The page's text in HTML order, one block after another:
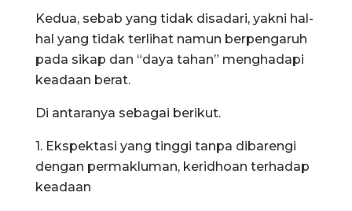
Kedua, sebab yang tidak disadari, yakni hal-
hal yang tidak terlihat namun berpengaruh
pada sikap dan “daya tahan” menghadapi
keadaan berat.
Di antaranya sebagai berikut.
1. Ekspektasi yang tinggi tanpa dibarengi
dengan permakluman, keridhoan terhadap
keadaan